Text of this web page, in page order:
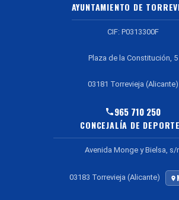
AYUNTAMIENTO DE
CIF: P0313300F
Plaza de la Constitución, 5
03181 Torrevieja (Alicante)
965 710 250
CONCEJALÍA DE
Avenida Monge y Bielsa, s/
03183 Torrevieja (Alicante)